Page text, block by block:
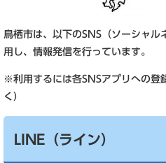
鳥栖市は、以下のSNS（ソーシャル
用し、情報発信を行っています。
※利用するには各SNSアプリへの
く）
LINE（ライン）